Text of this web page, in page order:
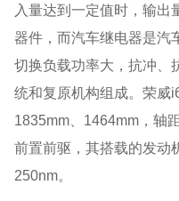
入量达到一定值时，输出
器件，而汽车继电器是汽
切换负载功率大，抗冲、
统和复原机构组成。荣威
1835mm、1464mm，轴
前置前驱，其搭载的发动
250nm。